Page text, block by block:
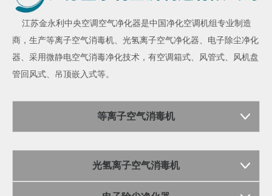
江苏金永利 中央空调空气净化器是中国净化空调机组专业制造
商，生产等离子空气消毒机、 光氢离子空气净化器、 电子除尘净化
器、采用微静电空气消毒净化技术，有空调箱式、风管式、风机盘
管回风式、吊顶嵌入式等。
等离子空气消毒机
光氢离子空气消毒机